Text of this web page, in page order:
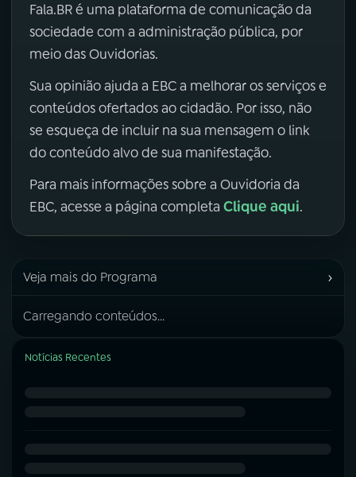
Fala.BR é uma plataforma de comunicação da
sociedade com a administração pública, por
meio das Ouvidorias.
Sua opinião ajuda a EBC a melhorar os serviços e
conteúdos ofertados ao cidadão. Por isso, não
se esqueça de incluir na sua mensagem o link
do conteúdo alvo de sua manifestação.
Para mais informações sobre a Ouvidoria da
EBC, acesse a página completa Clique aqui.
Veja mais do Programa ›
Carregando conteúdos...
Notícias Recentes